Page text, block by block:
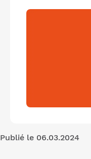
Publié le 06.03.2024